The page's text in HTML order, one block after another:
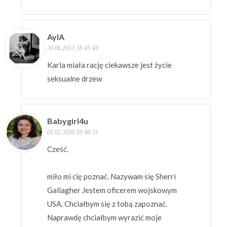
AylA
20.06.2013 18:45:45
Karla miała rację ciekawsze jest życie
seksualne drzew
Babygirl4u
05.02.2020 18:48:31
Cześć.
miło mi cię poznać. Nazywam się Sherri
Gallagher Jestem oficerem wojskowym
USA. Chciałbym się z tobą zapoznać.
Naprawdę chciałbym wyrazić moje